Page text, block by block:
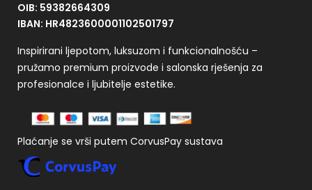
OIB: 59382664309
IBAN: HR4823600001102501797
Inspirirani ljepotom, luksuzom i funkcionalnošću –
pružamo premium proizvode i salonska rješenja za
profesionalce i ljubitelje estetike.
Plaćanje se vrši putem CorvusPay sustava